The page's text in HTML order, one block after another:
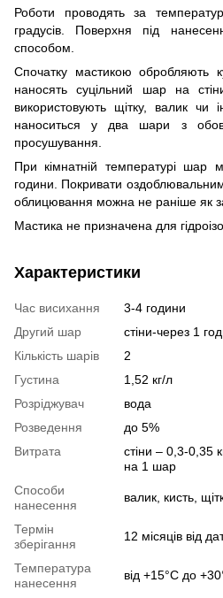
Роботи проводять за
градусів. Поверхня під
способом.
Спочатку мастикою обробляють
наносять суцільний шар на
використовують щітку, валик чи
наноситься у два шари з
просушування.
При кімнатній температурі шар
години. Покривати
облицювання можна не раніше як
Мастика не призначена для
Характеристики
Час висихання
3-4 години
Другий шар
стіни-через 1
Кількість шарів
2
Густина
1,52 кг/л
Розріджувач
вода
Розведення
до 5%
Витрата
стіни – 0,3-0,35
на 1 шар
Способи
нанесення
валик, кисть,
Термін
зберігання
12 місяців від
Температура
нанесення
від +15°С до